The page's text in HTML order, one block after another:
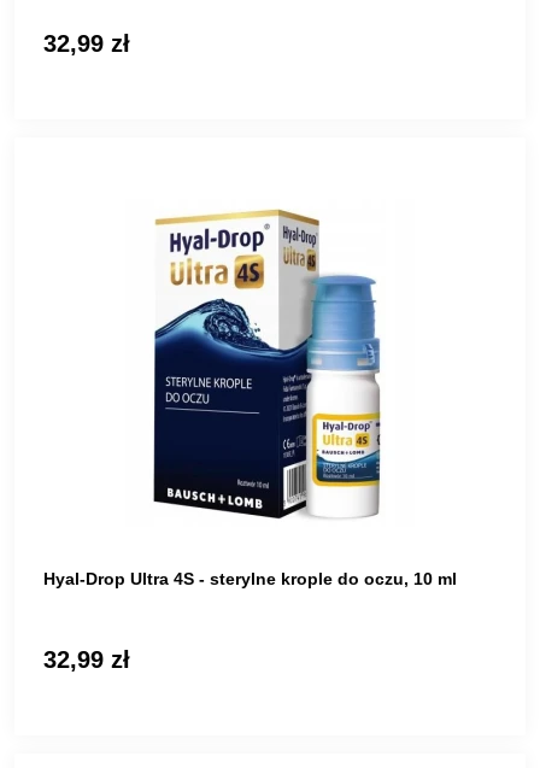
32,99 zł
Hyal-Drop Ultra 4S - sterylne krople do oczu, 10 ml
32,99 zł